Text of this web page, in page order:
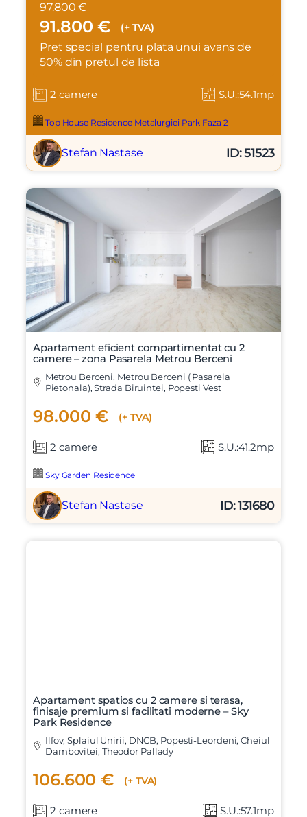
97.800 €
91.800 € (+ TVA)
Pret special pentru plata unui avans de
50% din pretul de lista
2 camere S.U.:54.1mp
Top House Residence Metalurgiei Park Faza 2
Stefan Nastase ID: 51523
Apartament eficient compartimentat cu 2
camere – zona Pasarela Metrou Berceni
Metrou Berceni, Metrou Berceni ( Pasarela
Pietonala), Strada Biruintei, Popesti Vest
98.000 € (+ TVA)
2 camere S.U.:41.2mp
Sky Garden Residence
Stefan Nastase ID: 131680
Apartament spatios cu 2 camere si terasa,
finisaje premium si facilitati moderne – Sky
Park Residence
Ilfov, Splaiul Unirii, DNCB, Popesti-Leordeni, Cheiul
Dambovitei, Theodor Pallady
106.600 € (+ TVA)
2 camere S.U.:57.1mp